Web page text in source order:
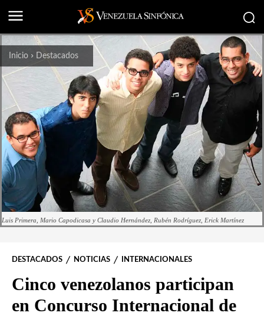
Inicio Destacados
Luis Primera, Mario Capodicasa y Claudio Hernández, Rubén Rodríguez, Erick Martínez
DESTACADOS NOTICIAS INTERNACIONALES
Cinco venezolanos participan
en Concurso Internacional de